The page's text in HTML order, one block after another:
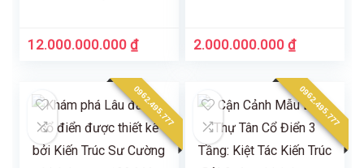
12.000.000.000₫ 2.000.000.000₫
0962.495.777 0962.495.777